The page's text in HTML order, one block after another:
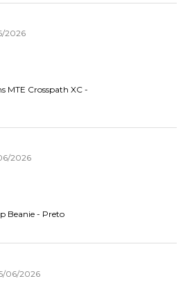
2026
MTE Crosspath XC -
2026
Beanie - Preto
06/2026